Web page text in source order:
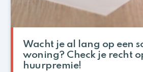
Wacht je al lang op een
woning? Check je recht
huurpremie!